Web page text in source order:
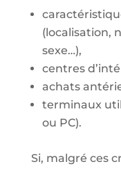
(localisation,
sexe…),
centres
achats
terminaux
ou PC).
Si, malgré ces